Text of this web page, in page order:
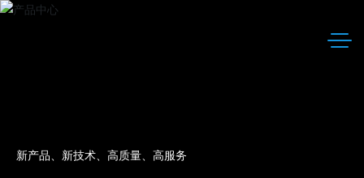
新产品、新技术、高质量、高服务